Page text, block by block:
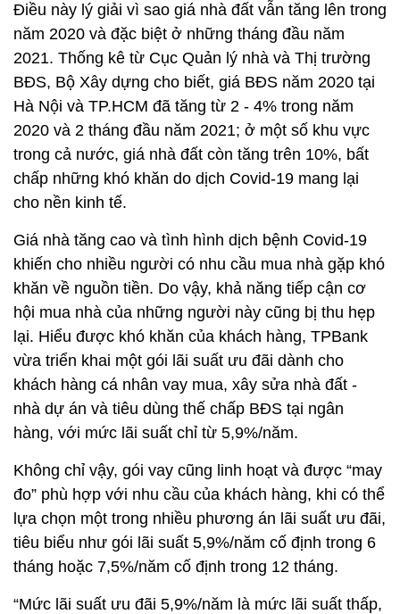
Điều này lý giải vì sao giá nhà đất vẫn tăng lên trong
năm 2020 và đặc biệt ở những tháng đầu năm
2021. Thống kê từ Cục Quản lý nhà và Thị trường
BĐS, Bộ Xây dựng cho biết, giá BĐS năm 2020 tại
Hà Nội và TP.HCM đã tăng từ 2 - 4% trong năm
2020 và 2 tháng đầu năm 2021; ở một số khu vực
trong cả nước, giá nhà đất còn tăng trên 10%, bất
chấp những khó khăn do dịch Covid-19 mang lại
cho nền kinh tế.
Giá nhà tăng cao và tình hình dịch bệnh Covid-19
khiến cho nhiều người có nhu cầu mua nhà gặp khó
khăn về nguồn tiền. Do vậy, khả năng tiếp cận cơ
hội mua nhà của những người này cũng bị thu hẹp
lại. Hiểu được khó khăn của khách hàng, TPBank
vừa triển khai một gói lãi suất ưu đãi dành cho
khách hàng cá nhân vay mua, xây sửa nhà đất -
nhà dự án và tiêu dùng thế chấp BĐS tại ngân
hàng, với mức lãi suất chỉ từ 5,9%/năm.
Không chỉ vậy, gói vay cũng linh hoạt và được “may
đo” phù hợp với nhu cầu của khách hàng, khi có thể
lựa chọn một trong nhiều phương án lãi suất ưu đãi,
tiêu biểu như gói lãi suất 5,9%/năm cố định trong 6
tháng hoặc 7,5%/năm cố định trong 12 tháng.
“Mức lãi suất ưu đãi 5,9%/năm là mức lãi suất thấp,